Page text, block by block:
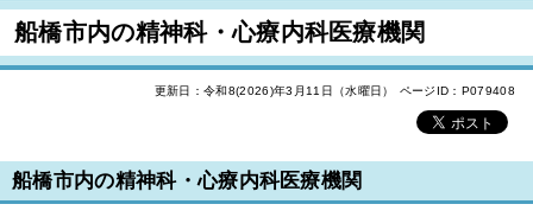
船橋市内の精神科・心療内科医療機関
更新日：令和8(2026)年3月11日（水曜日） ページID：P079408
船橋市内の精神科・心療内科医療機関